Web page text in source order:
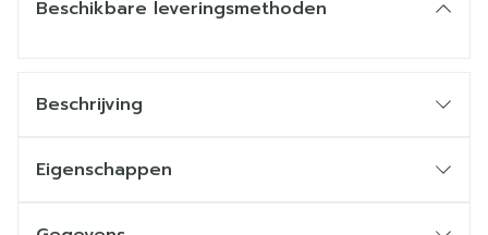
Beschikbare leveringsmethoden
Beschrijving
Eigenschappen
poetstechniek te kunnen controleren en te